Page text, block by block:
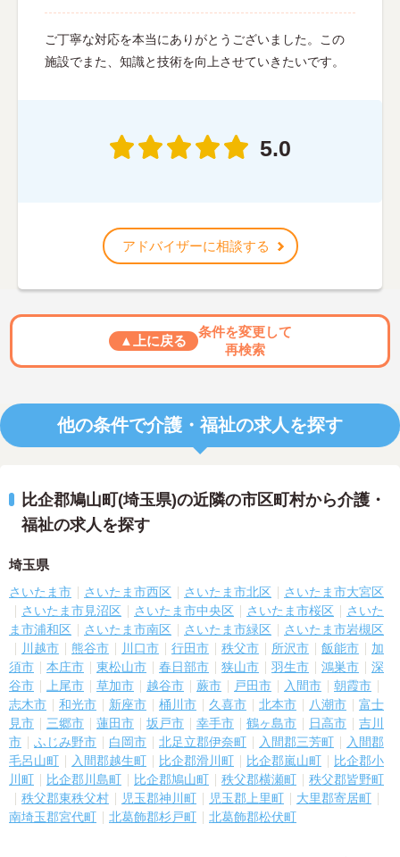
ご丁寧な対応を本当にありがとうございました。この
施設でまた、知識と技術を向上させていきたいです。
5.0
アドバイザーに相談する
▲上に戻る
条件を変更して
再検索
他の条件で介護・福祉の求人を探す
比企郡鳩山町(埼玉県)の近隣の市区町村から介護・
福祉の求人を探す
埼玉県
さいたま市 さいたま市西区 さいたま市北区
さいたま市大宮区
さいたま市見沼区
さいたま市中央区 さいたま市桜区
さいた
ま市浦和区
さいたま市南区 さいたま市緑区
さいたま市岩槻区
川越市
熊谷市 川口市 行田市 秩父市 所沢市 飯能市
加
須市
本庄市 東松山市 春日部市 狭山市 羽生市 鴻巣市
深
谷市
上尾市 草加市 越谷市 蕨市 戸田市 入間市
朝霞市
志木市
和光市 新座市 桶川市 久喜市 北本市 八潮市
富士
見市
三郷市 蓮田市 坂戸市 幸手市 鶴ヶ島市 日高市
吉川
市
ふじみ野市 白岡市 北足立郡伊奈町 入間郡三芳町
入間郡
毛呂山町
入間郡越生町 比企郡滑川町 比企郡嵐山町
比企郡小
川町
比企郡川島町 比企郡鳩山町 秩父郡横瀬町
秩父郡皆野町
秩父郡東秩父村
児玉郡神川町 児玉郡上里町
大里郡寄居町
南埼玉郡宮代町
北葛飾郡杉戸町 北葛飾郡松伏町